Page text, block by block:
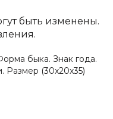
быть изменены.
быка. Знак года.
Размер (30х20х35)